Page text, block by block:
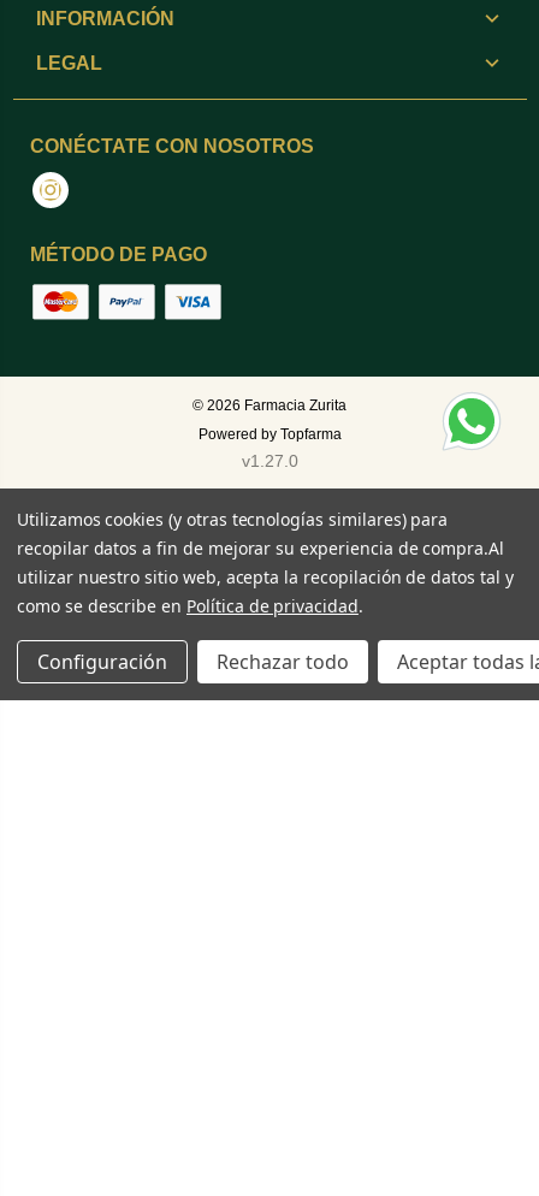
INFORMACIÓN
LEGAL
CONÉCTATE CON NOSOTROS
Instagram
MÉTODO DE PAGO
© 2026 Farmacia Zurita
Powered by Topfarma
v1.27.0
Utilizamos cookies (y otras tecnologías similares) para
recopilar datos a fin de mejorar su experiencia de compra.Al
utilizar nuestro sitio web, acepta la recopilación de datos tal y
como se describe en Política de privacidad.
Configuración Rechazar todo Aceptar todas